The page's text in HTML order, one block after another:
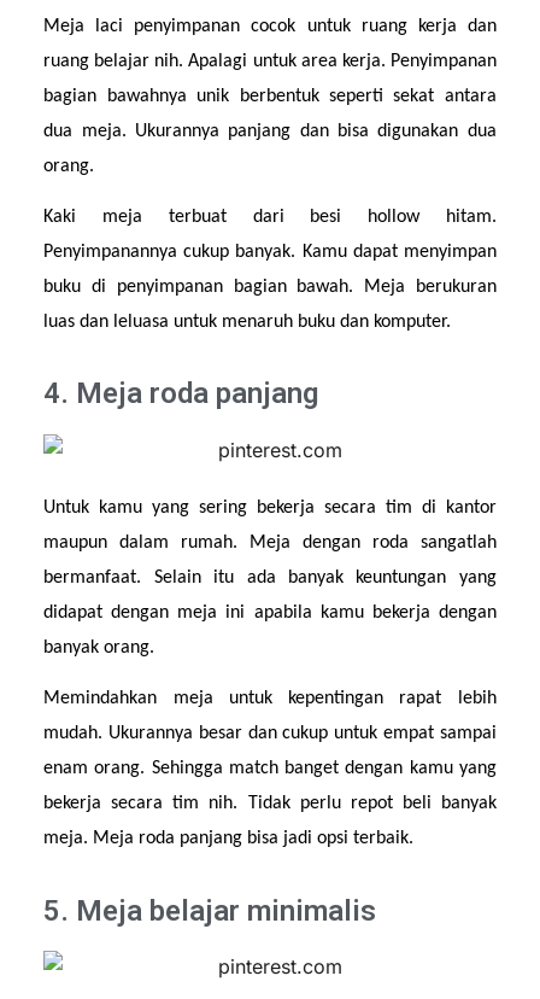
Meja laci penyimpanan cocok untuk ruang kerja dan
ruang belajar nih. Apalagi untuk area kerja. Penyimpanan
bagian bawahnya unik berbentuk seperti sekat antara
dua meja. Ukurannya panjang dan bisa digunakan dua
orang.
Kaki meja terbuat dari besi hollow hitam.
Penyimpanannya cukup banyak. Kamu dapat menyimpan
buku di penyimpanan bagian bawah. Meja berukuran
luas dan leluasa untuk menaruh buku dan komputer.
4. Meja roda panjang
Untuk kamu yang sering bekerja secara tim di kantor
maupun dalam rumah. Meja dengan roda sangatlah
bermanfaat. Selain itu ada banyak keuntungan yang
didapat dengan meja ini apabila kamu bekerja dengan
banyak orang.
Memindahkan meja untuk kepentingan rapat lebih
mudah. Ukurannya besar dan cukup untuk empat sampai
enam orang. Sehingga match banget dengan kamu yang
bekerja secara tim nih. Tidak perlu repot beli banyak
meja. Meja roda panjang bisa jadi opsi terbaik.
5. Meja belajar minimalis